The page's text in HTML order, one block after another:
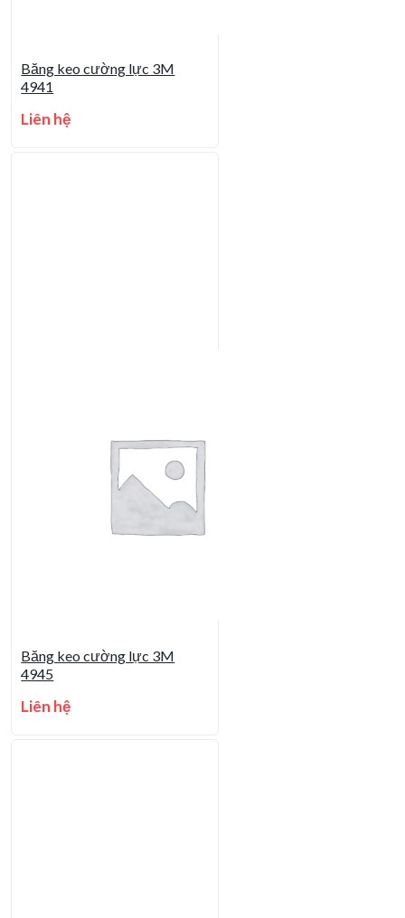
Băng keo cường lực 3M
4941
Liên hệ
Băng keo cường lực 3M
4945
Liên hệ